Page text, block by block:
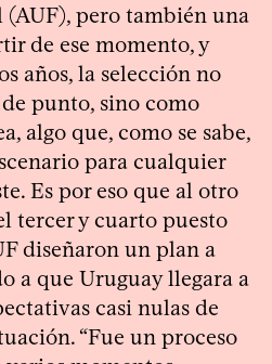
pero también una
de ese momento, y
años, la selección no
punto, sino como
algo que, como se sabe,
para cualquier
Es por eso que al otro
tercer y cuarto puesto
diseñaron un plan a
a que Uruguay llegara a
casi nulas de
“Fue un proceso